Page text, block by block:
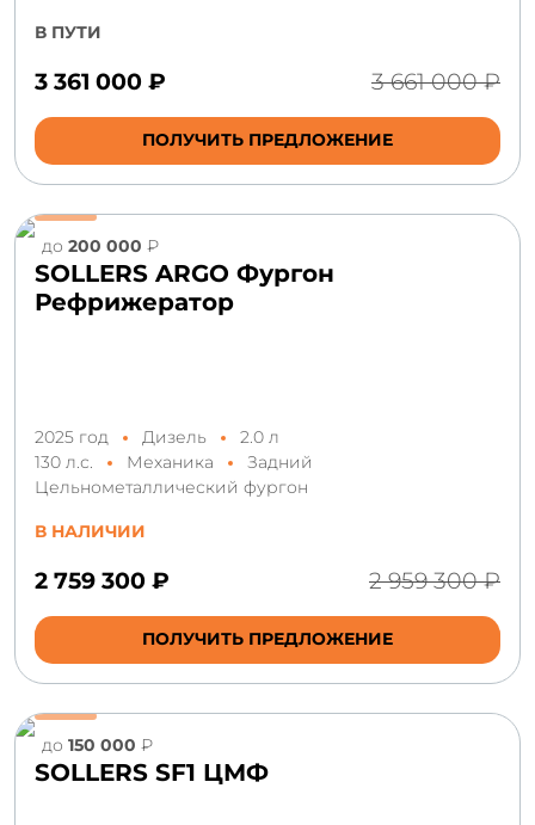
В ПУТИ
3 361 000 ₽ 3 661 000 ₽
ПОЛУЧИТЬ ПРЕДЛОЖЕНИЕ
до 200 000 ₽
SOLLERS ARGO Фургон
Рефрижератор
2025 год Дизель
2.0 л
130 л.с.
Механика
Задний
Цельнометаллический фургон
В НАЛИЧИИ
2 759 300 ₽ 2 959 300 ₽
ПОЛУЧИТЬ ПРЕДЛОЖЕНИЕ
до 150 000 ₽
SOLLERS SF1 ЦМФ